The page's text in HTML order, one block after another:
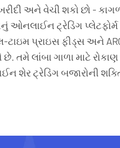
અને વેચી શકો છો -
ટ્રેડિંગ પ્લેટફોર્મ
પ્રાઇસ ફીડ્સ અને
લાંબા ગાળા માટે રોકાણ
શેર ટ્રેડિંગ બજારોની